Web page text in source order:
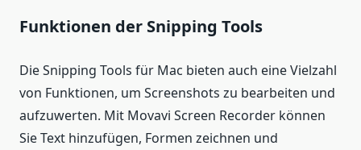
Funktionen der Snipping Tools
Die Snipping Tools für Mac bieten auch eine Vielzahl
von Funktionen, um Screenshots zu bearbeiten und
aufzuwerten. Mit Movavi Screen Recorder können
Sie Text hinzufügen, Formen zeichnen und